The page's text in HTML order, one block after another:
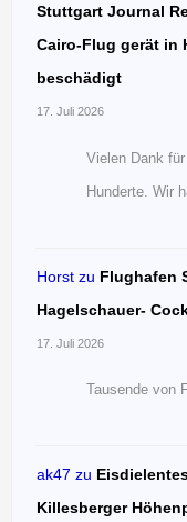
Stuttgart Journal
Cairo-Flug gerät in
beschädigt
17. Juli 2026
Vielen Dank
Hunderte. Wir
Horst zu Flughafen
Hagelschauer-
17. Juli 2026
Tausende von
ak47 zu
Killesberger